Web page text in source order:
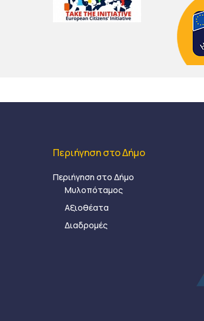
Περιήγηση στο Δήμο
Περιήγηση στο Δήμο
Μυλοπόταμος
Αξιοθέατα
Διαδρομές